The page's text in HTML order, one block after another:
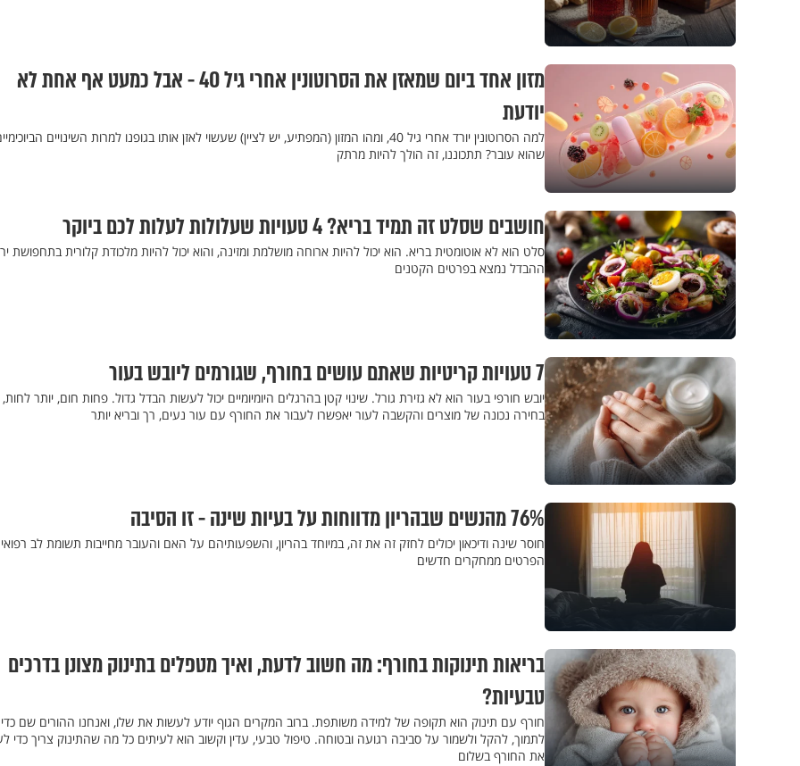
מזון אחד ביום שמאזן את הסרוטונין אחרי גיל 40 - אבל כמעט אף אחת לא
יודעת
למה הסרוטונין יורד אחרי גיל 40, ומהו המזון (המפתיע, יש לציין) שעשוי לאזן אותו בגופנו למרות השינויים
שהוא עובר? תתכוננו, זה הולך להיות מרתק
חושבים שסלט זה תמיד בריא? 4 טעויות שעלולות לעלות לכם ביוקר
סלט הוא לא אוטומטית בריא. הוא יכול להיות ארוחה מושלמת ומזינה, והוא יכול להיות מלכודת קלורית בתחפושת
ההבדל נמצא בפרטים הקטנים
7 טעויות קריטיות שאתם עושים בחורף, שגורמים ליובש בעור
יובש חורפי בעור הוא לא גזירת גורל. שינוי קטן בהרגלים היומיומיים יכול לעשות הבדל גדול. פחות חום, יותר לחות,
בחירה נכונה של מוצרים והקשבה לעור יאפשרו לעבור את החורף עם עור נעים, רך ובריא יותר
76% מהנשים שבהריון מדווחות על בעיות שינה - זו הסיבה
חוסר שינה ודיכאון יכולים לחזק זה את זה, במיוחד בהריון, והשפעותיהם על האם והעובר מחייבות תשומת לב
הפרטים ממחקרים חדשים
בריאות תינוקות בחורף: מה חשוב לדעת, ואיך מטפלים בתינוק מצונן בדרכים
טבעיות?
חורף עם תינוק הוא תקופה של למידה משותפת. ברוב המקרים הגוף יודע לעשות את שלו, ואנחנו ההורים שם כדי
לתמוך, להקל ולשמור על סביבה רגועה ובטוחה. טיפול טבעי, עדין וקשוב הוא לעיתים כל מה שהתינוק צריך כדי
את החורף בשלום